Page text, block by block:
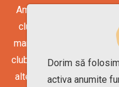
Am pregătit mai multe
clubul tău de fitness:
managementul lead-
clubului, implementarea
altele. Sunt zeci de
Dorim să
activa anumite